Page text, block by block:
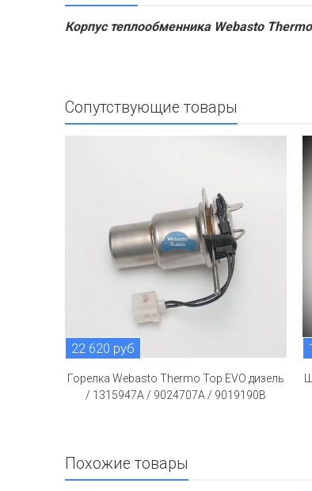
Корпус теплообменника Webasto
Сопутствующие товары
22 620 руб
Горелка Webasto Thermo Top EVO дизель
/ 1315947A / 9024707А / 9019190B
Похожие товары